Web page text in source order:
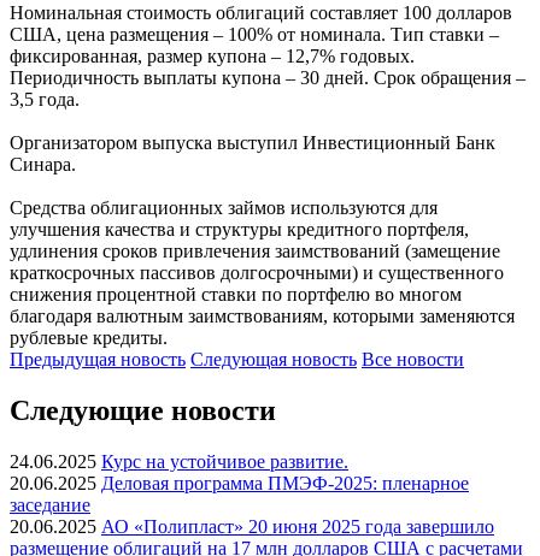
Номинальная стоимость облигаций составляет 100 долларов
США, цена размещения – 100% от номинала. Тип ставки –
фиксированная, размер купона – 12,7% годовых.
Периодичность выплаты купона – 30 дней. Срок обращения –
3,5 года.
Организатором выпуска выступил Инвестиционный Банк
Синара.
Средства облигационных займов используются для
улучшения качества и структуры кредитного портфеля,
удлинения сроков привлечения заимствований (замещение
краткосрочных пассивов долгосрочными) и существенного
снижения процентной ставки по портфелю во многом
благодаря валютным заимствованиям, которыми заменяются
рублевые кредиты.
Предыдущая новость Следующая новость Все новости
Следующие новости
24.06.2025 Курс на устойчивое развитие.
20.06.2025 Деловая программа ПМЭФ-2025: пленарное
заседание
20.06.2025 АО «Полипласт» 20 июня 2025 года завершило
размещение облигаций на 17 млн долларов США с расчетами